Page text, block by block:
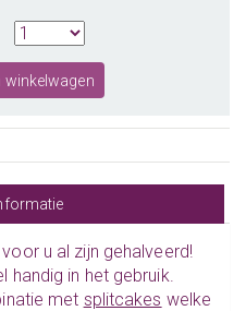
u al zijn gehalveerd!
handig in het gebruik.
met splitcakes welke